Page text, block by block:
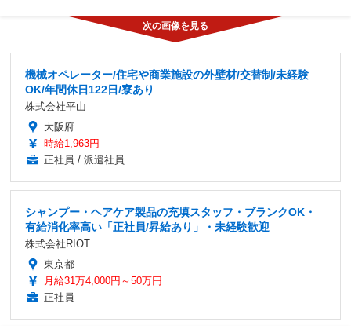
機械オペレーター/住宅や商業施設の外壁材/交替制/未経験
OK/年間休日122日/寮あり
株式会社平山
大阪府
時給1,963円
正社員 / 派遣社員
シャンプー・ヘアケア製品の充填スタッフ・ブランクOK・
有給消化率高い「正社員/昇給あり」・未経験歓迎
株式会社RIOT
東京都
月給31万4,000円～50万円
正社員